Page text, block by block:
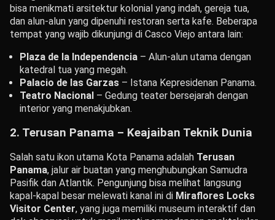
bisa menikmati arsitektur kolonial yang indah, gereja tua,
dan alun-alun yang dipenuhi restoran serta kafe. Beberapa
tempat yang wajib dikunjungi di Casco Viejo antara lain:
Plaza de la Independencia – Alun-alun utama dengan
katedral tua yang megah.
Palacio de las Garzas – Istana Kepresidenan Panama.
Teatro Nacional – Gedung teater bersejarah dengan
interior yang menakjubkan.
2. Terusan Panama – Keajaiban Teknik Dunia
Salah satu ikon utama Kota Panama adalah Terusan
Panama, jalur air buatan yang menghubungkan Samudra
Pasifik dan Atlantik. Pengunjung bisa melihat langsung
kapal-kapal besar melewati kanal ini di Miraflores Locks
Visitor Center, yang juga memiliki museum interaktif dan